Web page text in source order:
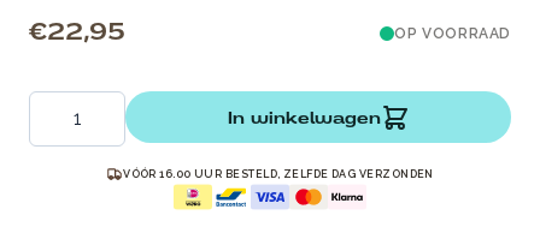
€ 22,95 OP VOORRAAD
Aantal
In winkelwagen
VÓÓR 16.00 UUR BESTELD, ZELFDE DAG VERZONDEN